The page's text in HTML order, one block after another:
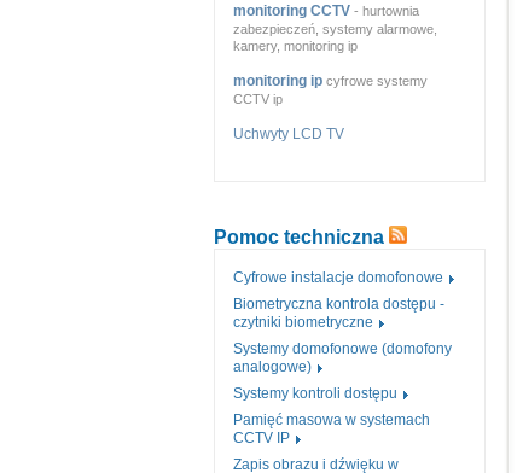
monitoring CCTV - hurtownia
zabezpieczeń, systemy alarmowe,
kamery, monitoring ip
monitoring ip cyfrowe systemy
CCTV ip
Uchwyty LCD TV
Pomoc techniczna
Cyfrowe instalacje domofonowe
Biometryczna kontrola dostępu -
czytniki biometryczne
Systemy domofonowe (domofony
analogowe)
Systemy kontroli dostępu
Pamięć masowa w systemach
CCTV IP
Zapis obrazu i dźwięku w